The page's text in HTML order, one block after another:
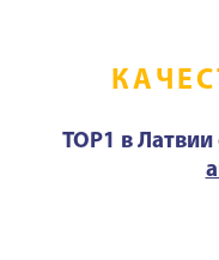
TOP1 в Латвии